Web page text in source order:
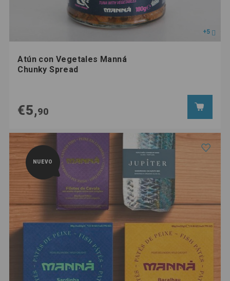
+5
Atún con Vegetales Manná
Chunky Spread
€5,90
NUEVO